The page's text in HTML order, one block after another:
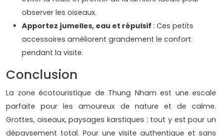
observer les oiseaux.
Apportez jumelles, eau et répulsif : Ces petits
accessoires améliorent grandement le confort
pendant la visite.
Conclusion
La zone écotouristique de Thung Nham est une escale
parfaite pour les amoureux de nature et de calme.
Grottes, oiseaux, paysages karstiques : tout y est pour un
dépaysement total. Pour une visite authentique et sans